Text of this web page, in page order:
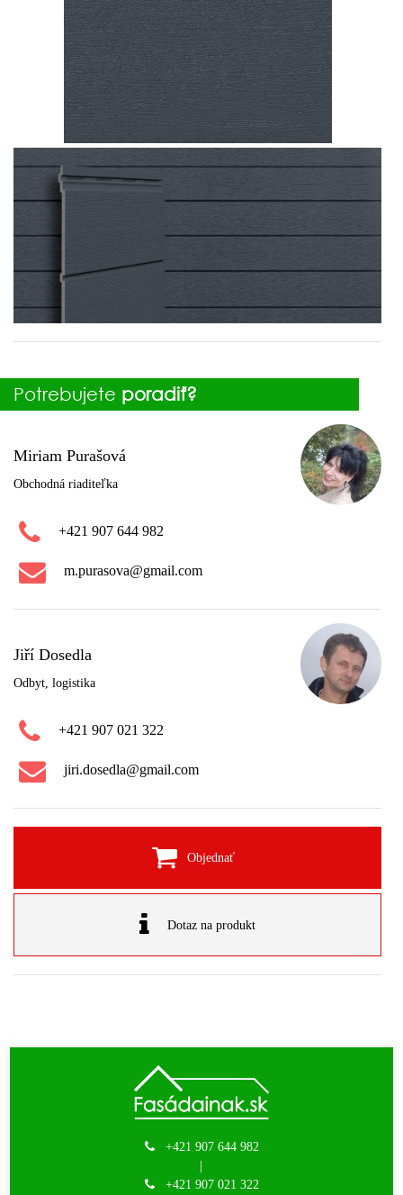
Potrebujete poradiť?
Miriam Purašová
Obchodná riaditeľka
+421 907 644 982
m.purasova@gmail.com
Jiří Dosedla
Odbyt, logistika
+421 907 021 322
jiri.dosedla@gmail.com
Objednať
Dotaz na produkt
+421 907 644 982
+421 907 021 322